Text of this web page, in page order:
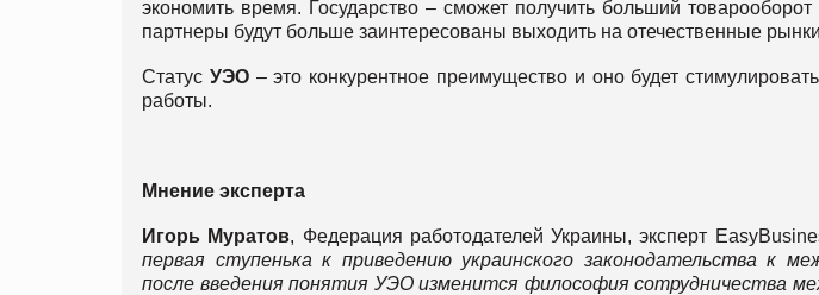
экономить время. Государство – сможет получить больший
партнеры будут больше заинтересованы выходить на отечественные
Статус УЭО– это конкурентное преимущество и оно будет
работы.
Мнение эксперта
Игорь Муратов, Федерация работодателей Украины, эксперт
первая ступенька к приведению украинского законодательства к
после введения понятия УЭО изменится философия сотрудничества